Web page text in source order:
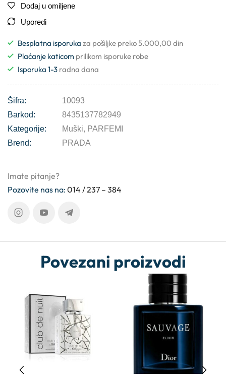
Dodaj u omiljene
Uporedi
Besplatna isporuka za pošiljke preko 5.000,00 din
Plaćanje katicom prilikom isporuke robe
Isporuka 1-3 radna dana
Šifra:
10093
Barkod:
8435137782949
Kategorije:
Muški, PARFEMI
Brend:
PRADA
Imate pitanje?
Pozovite nas na:014 / 237 – 384
Povezani proizvodi